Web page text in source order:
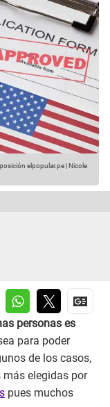
elpopular.pe | Nicole
personas es
para poder
de los casos,
elegidas por
pues muchos